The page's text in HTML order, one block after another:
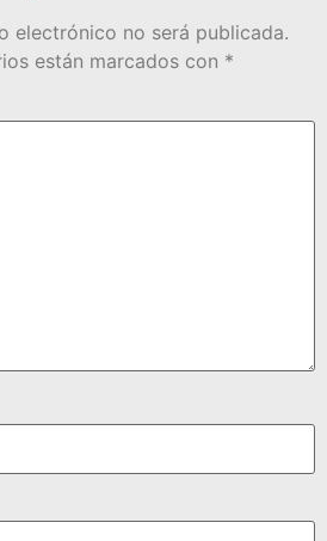
electrónico no será publicada.
están marcados con *